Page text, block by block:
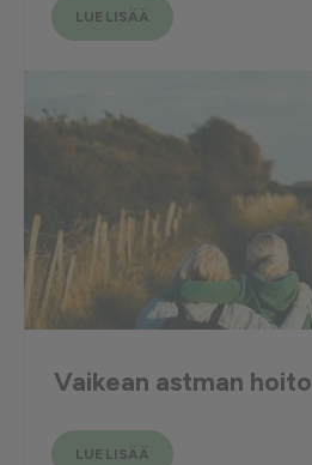
LUE LISÄÄ
Vaikean astman hoito
LUE LISÄÄ